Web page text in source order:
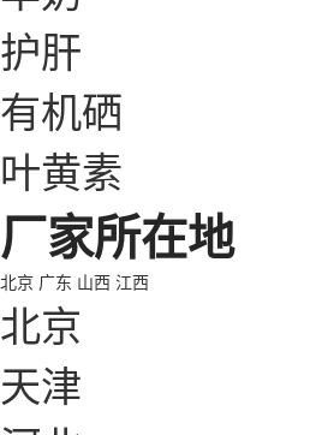
护肝
有机硒
叶黄素
厂家所在地
北京 广东 山西 江西
北京
天津